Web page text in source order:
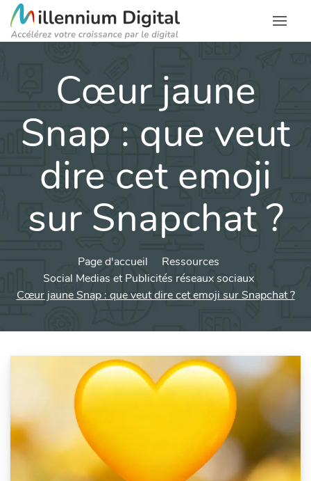
Cœur jaune
Snap : que veut
dire cet emoji
sur Snapchat ?
Page d'accueil
Ressources
Social Medias et Publicités réseaux sociaux
Cœur jaune Snap : que veut dire cet emoji sur Snapchat ?